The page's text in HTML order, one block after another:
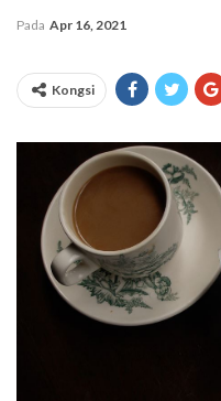
Pada Apr 16, 2021
Kongsi